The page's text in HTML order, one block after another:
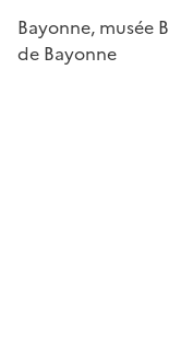
Bayonne, musée
de Bayonne